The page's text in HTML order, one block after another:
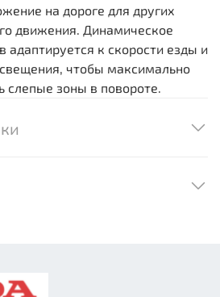
на дороге для других
движения. Динамическое
адаптируется к скорости езды и
чтобы максимально
слепые зоны в повороте.